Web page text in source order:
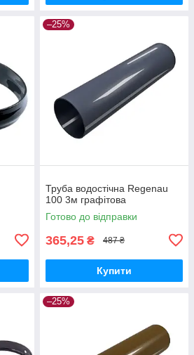
–25%
Труба водостічна Regenau
100 3м графітова
Готово до відправки
365,25 ₴ 487 ₴
Купити
–25%